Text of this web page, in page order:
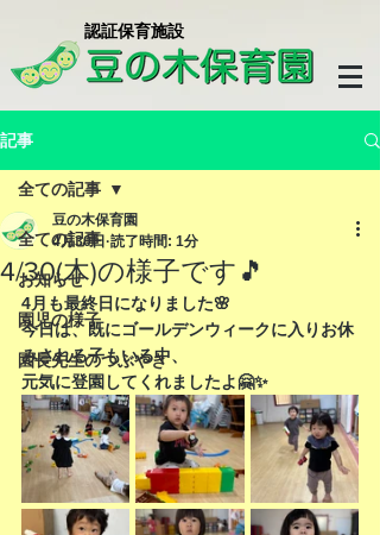
​認証保育施設
記事
全ての記事
お知らせ
園児の様子
園長先生のつぶやき
全ての記事
4/30(木)の様子です🎵
豆の木保育園
4月30日 読了時間: 1分
4月も最終日になりました🌸
今日は、既にゴールデンウィークに入りお休
みされる子もいる中、
元気に登園してくれましたよ🤗✨